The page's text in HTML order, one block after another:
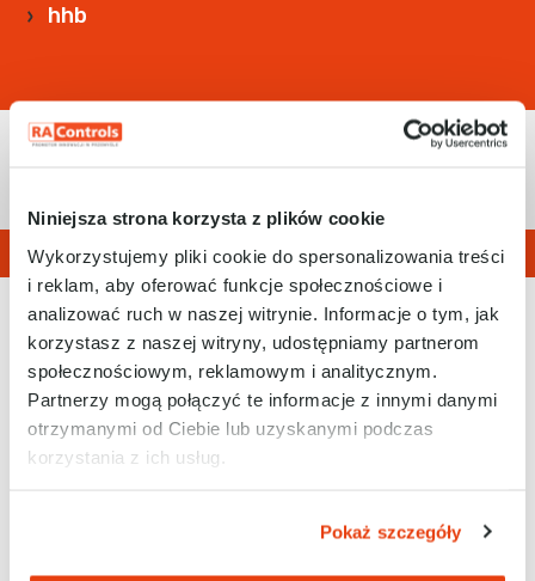
Niniejsza strona korzysta z plików cookie
Wykorzystujemy pliki cookie do spersonalizowania treści
i reklam, aby oferować funkcje społecznościowe i
analizować ruch w naszej witrynie. Informacje o tym, jak
korzystasz z naszej witryny, udostępniamy partnerom
społecznościowym, reklamowym i analitycznym.
Partnerzy mogą połączyć te informacje z innymi danymi
otrzymanymi od Ciebie lub uzyskanymi podczas
korzystania z ich usług.
Pokaż szczegóły
hhb
Tel. 32 788 77 00